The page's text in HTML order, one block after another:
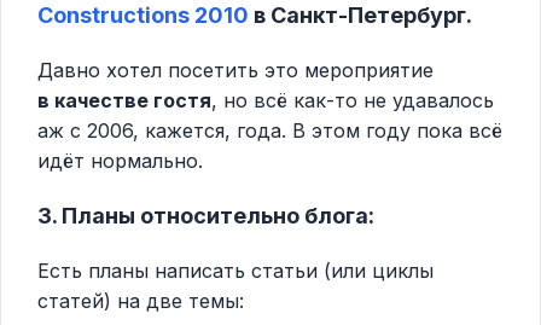
Constructions 2010 в Санкт-Петербург.
Давно хотел посетить это мероприятие
в качестве гостя, но всё как-то не удавалось
аж с 2006, кажется, года. В этом году пока всё
идёт нормально.
3. Планы относительно блога:
Есть планы написать статьи (или циклы
статей) на две темы: